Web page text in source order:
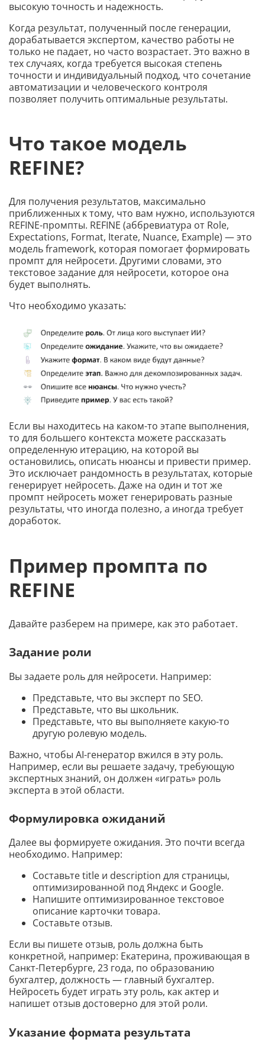
высокую точность и надежность.
Когда результат, полученный после генерации,
дорабатывается экспертом, качество работы не
только не падает, но часто возрастает. Это важно в
тех случаях, когда требуется высокая степень
точности и индивидуальный подход, что сочетание
автоматизации и человеческого контроля
позволяет получить оптимальные результаты.
Что такое модель
REFINE?
Для получения результатов, максимально
приближенных к тому, что вам нужно, используются
REFINE-промпты. REFINE (аббревиатура от Role,
Expectations, Format, Iterate, Nuance, Example) — это
модель framework, которая помогает формировать
промпт для нейросети. Другими словами, это
текстовое задание для нейросети, которое она
будет выполнять.
Что необходимо указать:
Если вы находитесь на каком-то этапе выполнения,
то для большего контекста можете рассказать
определенную итерацию, на которой вы
остановились, описать нюансы и привести пример.
Это исключает рандомность в результатах, которые
генерирует нейросеть. Даже на один и тот же
промпт нейросеть может генерировать разные
результаты, что иногда полезно, а иногда требует
доработок.
Пример промпта по
REFINE
Давайте разберем на примере, как это работает.
Задание роли
Вы задаете роль для нейросети. Например:
Представьте, что вы эксперт по SEO.
Представьте, что вы школьник.
Представьте, что вы выполняете какую-то
другую ролевую модель.
Важно, чтобы AI-генератор вжился в эту роль.
Например, если вы решаете задачу, требующую
экспертных знаний, он должен «играть» роль
эксперта в этой области.
Формулировка ожиданий
Далее вы формируете ожидания. Это почти всегда
необходимо. Например:
Составьте title и description для страницы,
оптимизированной под Яндекс и Google.
Напишите оптимизированное текстовое
описание карточки товара.
Составьте отзыв.
Если вы пишете отзыв, роль должна быть
конкретной, например: Екатерина, проживающая в
Санкт-Петербурге, 23 года, по образованию
бухгалтер, должность — главный бухгалтер.
Нейросеть будет играть эту роль, как актер и
напишет отзыв достоверно для этой роли.
Указание формата результата